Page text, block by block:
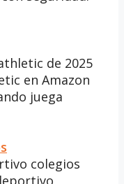
de 2025
en Amazon
juega
colegios